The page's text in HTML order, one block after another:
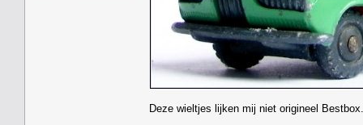
Deze wieltjes lijken mij niet origineel